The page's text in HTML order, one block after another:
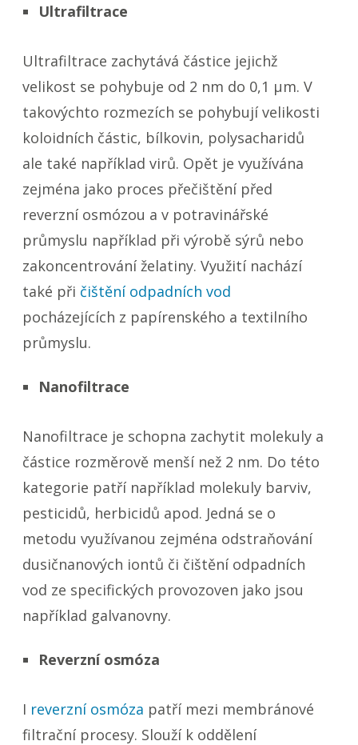
Ultrafiltrace
Ultrafiltrace zachytává částice jejichž
velikost se pohybuje od 2 nm do 0,1 µm. V
takovýchto rozmezích se pohybují velikosti
koloidních částic, bílkovin, polysacharidů
ale také například virů. Opět je využívána
zejména jako proces přečištění před
reverzní osmózou a v potravinářské
průmyslu například při výrobě sýrů nebo
zakoncentrování želatiny. Využití nachází
také při čištění odpadních vod
pocházejících z papírenského a textilního
průmyslu.
Nanofiltrace
Nanofiltrace je schopna zachytit molekuly a
částice rozměrově menší než 2 nm. Do této
kategorie patří například molekuly barviv,
pesticidů, herbicidů apod. Jedná se o
metodu využívanou zejména odstraňování
dusičnanových iontů či čištění odpadních
vod ze specifických provozoven jako jsou
například galvanovny.
Reverzní osmóza
I reverzní osmóza patří mezi membránové
filtrační procesy. Slouží k oddělení